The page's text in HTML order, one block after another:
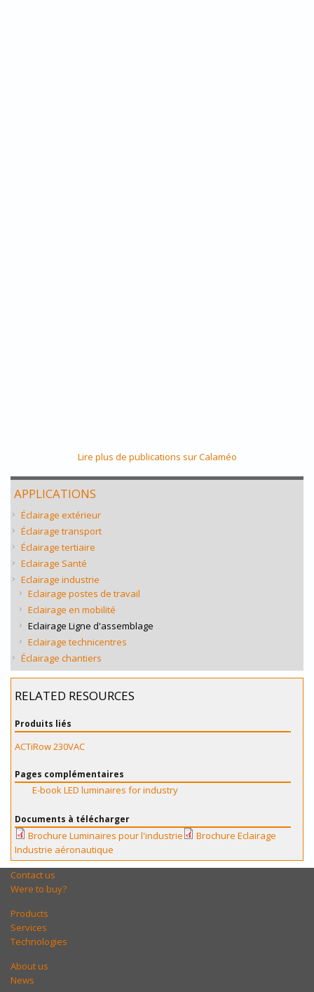
Lire plus de publications sur Calaméo
APPLICATIONS
Éclairage extérieur
Éclairage transport
Éclairage tertiaire
Eclairage Santé
Eclairage industrie
Eclairage postes de travail
Eclairage en mobilité
Eclairage Ligne d'assemblage
Eclairage technicentres
Éclairage chantiers
RELATED RESOURCES
Produits liés
ACTiRow 230VAC
Pages complémentaires
E-book LED luminaires for industry
Documents à télécharger
Brochure Luminaires pour l'industrie
Brochure Eclairage
Industrie aéronautique
Contact us
Were to buy?
Products
Services
Technologies
About us
News